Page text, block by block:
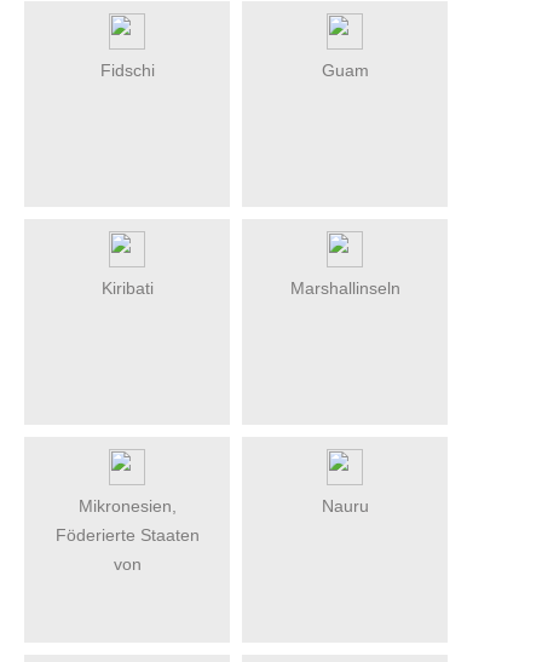
Fidschi Guam
Kiribati Marshallinseln
Mikronesien,
Föderierte Staaten
von
Nauru